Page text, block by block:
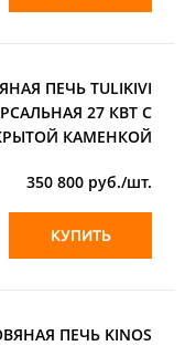
ПЕЧЬ TULIKIVI
27 КВТ С
КАМЕНКОЙ
350 800 руб./шт.
КУПИТЬ
ПЕЧЬ KINOS